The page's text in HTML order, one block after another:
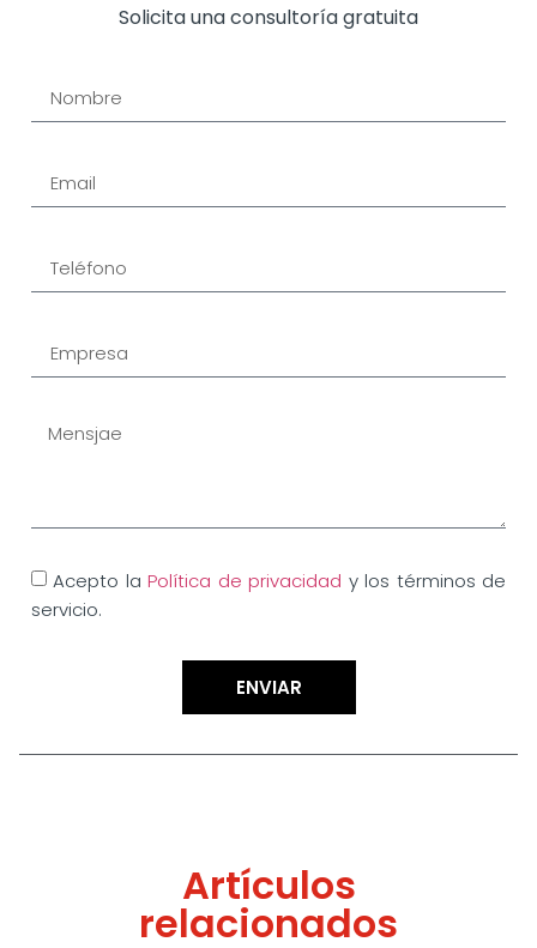
Solicita una consultoría gratuita
Acepto laPolítica de privacidad y los términos de
servicio.
ENVIAR
Artículos
relacionados